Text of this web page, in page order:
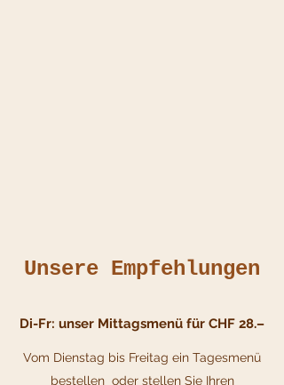
Unsere Empfehlungen
Di-Fr: unser Mittagsmenü für CHF 28.–
Vom Dienstag bis Freitag ein Tagesmenü
bestellen oder stellen Sie Ihren